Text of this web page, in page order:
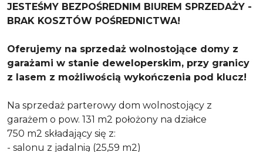
JESTEŚMY BEZPOŚREDNIM BIUREM SPRZEDAŻY -
BRAK KOSZTÓW POŚREDNICTWA!
Oferujemy na sprzedaż wolnostojące domy z
garażami w stanie deweloperskim, przy granicy
z lasem z możliwością wykończenia pod klucz!
Na sprzedaż parterowy dom wolnostojący z
garażem o pow. 131 m2 położony na działce
750 m2 składający się z:
- salonu z jadalnią (25,59 m2)